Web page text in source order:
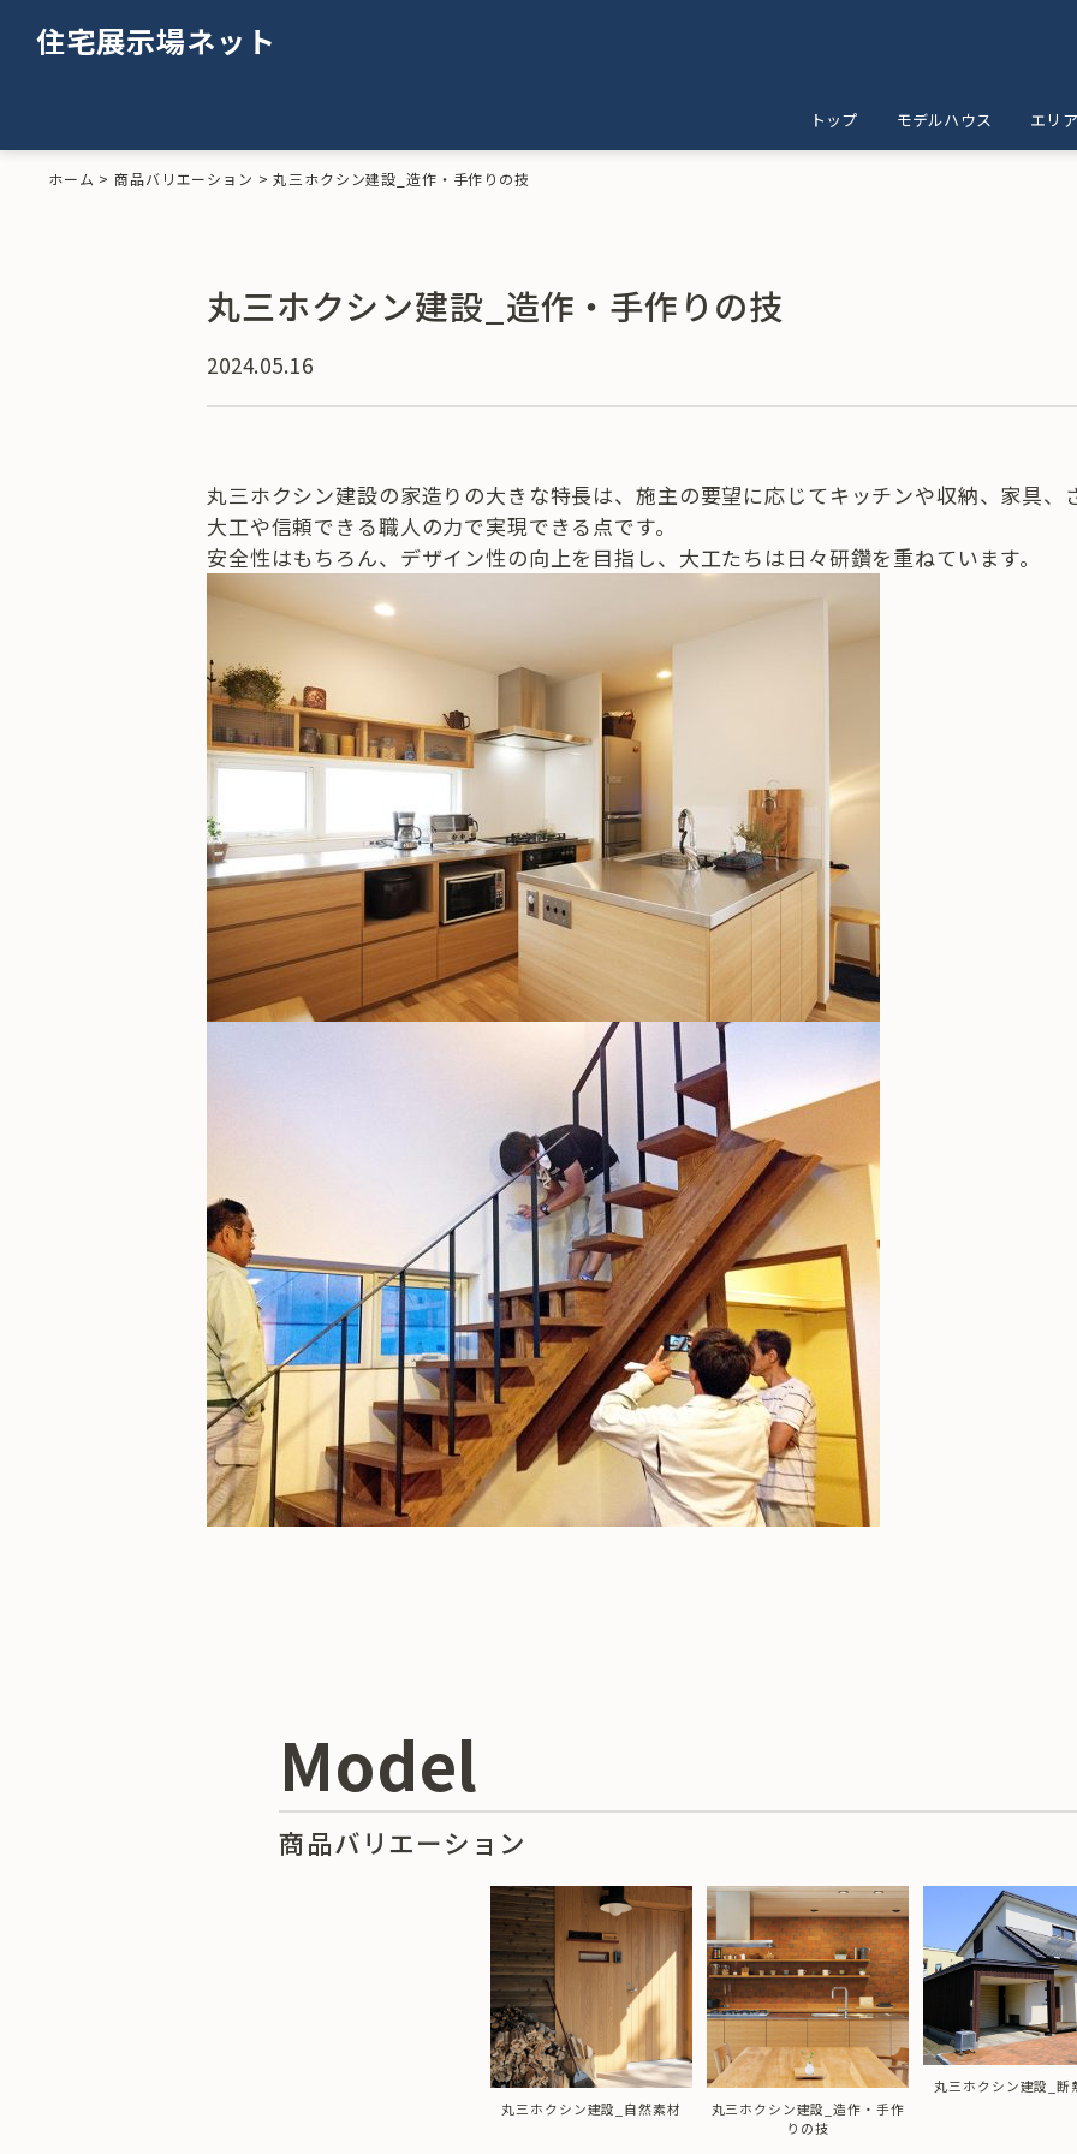
住宅展示場ネット
トップ モデルハウス エリ
ホーム >商品バリエーション >丸三ホクシン建設_造作・手作りの技
丸三ホクシン建設_造作・手作りの技
2024.05.16
丸三ホクシン建設の家造りの大きな特長は、施主の要望に応じてキッチンや収納、家具
大工や信頼できる職人の力で実現できる点です。
安全性はもちろん、デザイン性の向上を目指し、大工たちは日々研鑽を重ねています。
Model
商品バリエーション
丸三ホクシン建設_自然素材
丸三ホクシン建設_造作・手作
りの技
丸三ホクシン建設_断